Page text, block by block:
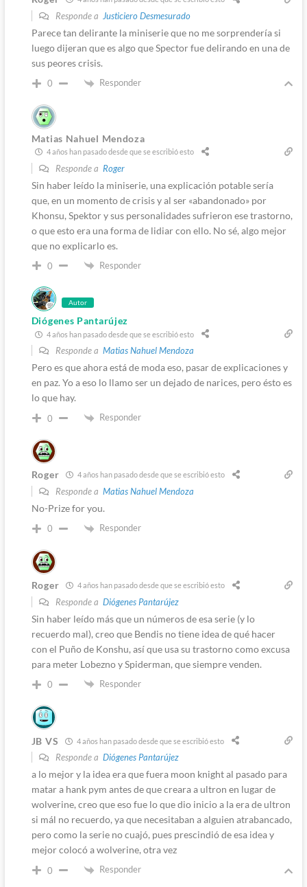
Responde a Justiciero Desmesurado
Parece tan delirante la miniserie que no me sorprendería si
luego dijeran que es algo que Spector fue delirando en una de
sus peores crisis.
0 Responder
Matias Nahuel Mendoza
4 años han pasado desde que se escribió esto
Responde a Roger
Sin haber leído la miniserie, una explicación potable sería
que, en un momento de crisis y al ser «abandonado» por
Khonsu, Spektor y sus personalidades sufrieron ese trastorno,
o que esto era una forma de lidiar con ello. No sé, algo mejor
que no explicarlo es.
0 Responder
Autor
Diógenes Pantarújez
4 años han pasado desde que se escribió esto
Responde a Matias Nahuel Mendoza
Pero es que ahora está de moda eso, pasar de explicaciones y
en paz. Yo a eso lo llamo ser un dejado de narices, pero ésto es
lo que hay.
0 Responder
Roger 4 años han pasado desde que se escribió esto
Responde a Matias Nahuel Mendoza
No-Prize for you.
0 Responder
Roger 4 años han pasado desde que se escribió esto
Responde a Diógenes Pantarújez
Sin haber leído más que un números de esa serie (y lo
recuerdo mal), creo que Bendis no tiene idea de qué hacer
con el Puño de Konshu, así que usa su trastorno como excusa
para meter Lobezno y Spiderman, que siempre venden.
0 Responder
JB VS 4 años han pasado desde que se escribió esto
Responde a Diógenes Pantarújez
a lo mejor y la idea era que fuera moon knight al pasado para
matar a hank pym antes de que creara a ultron en lugar de
wolverine, creo que eso fue lo que dio inicio a la era de ultron
si mál no recuerdo, ya que necesitaban a alguien atrabancado,
pero como la serie no cuajó, pues prescindió de esa idea y
mejor colocó a wolverine, otra vez
0 Responder